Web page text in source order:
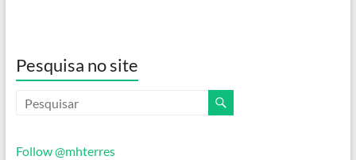
Pesquisa no site
Follow @mhterres